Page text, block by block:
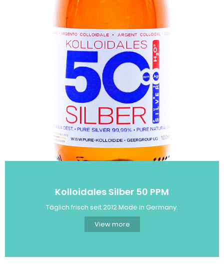
Kolloidales Silber 50 PPM
Täglich frisch seit 2012 Made in Germany.
View more